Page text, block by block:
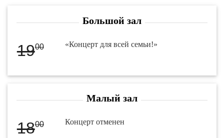
Большой зал
1900 «Концерт для всей семьи!»
Малый зал
1800 Концерт отменен